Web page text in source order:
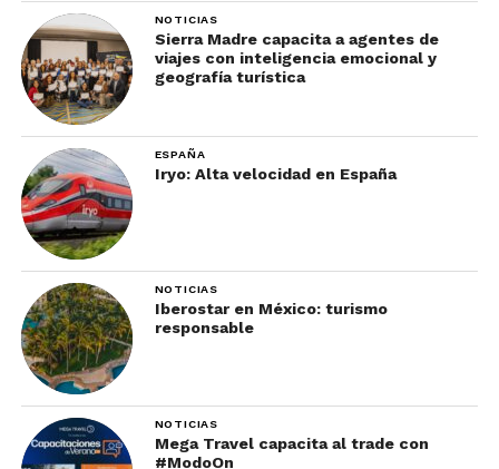
Visitas Privadas:Acceso exclusivo a
museos, galerías y eventos culturales,
evitando las multitudes del turismo
masivo.
Cenas Personalizadas:
preparadas por chefs locales que
destacan la rica gastronomía del País
Vasco.
Encuentros con Productores:
Oportunidades para conocer a
artesanos y productores de productos
NOTICIAS
Sierra Madre capacita a agentes de
viajes con inteligencia emocional y
geografía turística
ESPAÑA
Iryo: Alta velocidad en España
NOTICIAS
Iberostar en México: turismo
responsable
NOTICIAS
Mega Travel capacita al trade con
#ModoOn